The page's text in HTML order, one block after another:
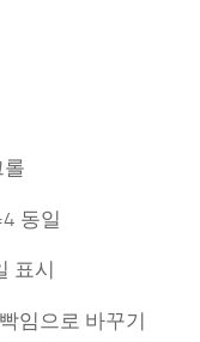
동일
표시
임으로 바꾸기